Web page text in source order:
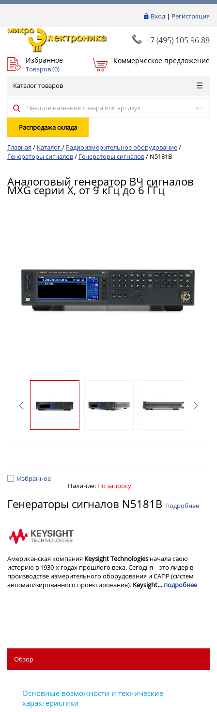
Вход| Регистрация
+7 (495) 105 96 88
Избранное
Товаров (0)
Коммерческое предложение
Каталог товаров
Распродажа склада
Главная / Каталог/ Радиоизмерительное оборудование/
Генераторы сигналов/ Генераторы сигналов/ N5181B
Аналоговый генератор ВЧ сигналов
MXG серии X, от 9 кГц до 6 ГГц
Избранное
Наличие: По запросу
Генераторы сигналов N5181B Подробнее
Американская компания Keysight Technologies начала свою
историю в 1930-х годах прошлого века. Сегодня – это лидер в
производстве измерительного оборудования и САПР (систем
автоматизированного проектирования). Keysight… подробнее
Обзор